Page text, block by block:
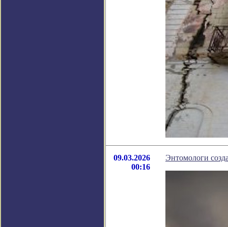
09.03.2026
00:16
Энтомологи